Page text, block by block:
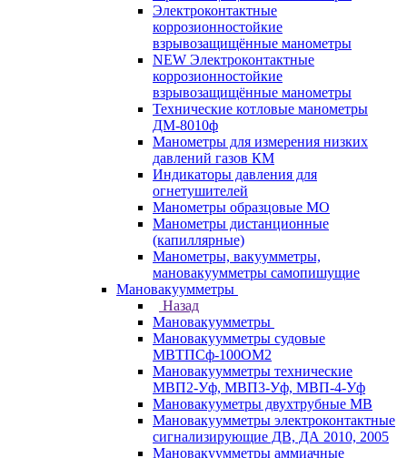
Электроконтактные
коррозионностойкие
взрывозащищённые манометры
NEW Электроконтактные
коррозионностойкие
взрывозащищённые манометры
Технические котловые манометры
ДМ-8010ф
Манометры для измерения низких
давлений газов КМ
Индикаторы давления для
огнетушителей
Манометры образцовые МО
Манометры дистанционные
(капиллярные)
Манометры, вакуумметры,
мановакуумметры самопишущие
Мановакуумметры
Назад
Мановакуумметры
Мановакуумметры судовые
МВТПСф-100ОМ2
Мановакуумметры технические
МВП2-Уф, МВП3-Уф, МВП-4-Уф
Мановакууметры двухтрубные МВ
Мановакуумметры электроконтактные
сигнализирующие ДВ, ДА 2010, 2005
Мановакуумметры аммиачные